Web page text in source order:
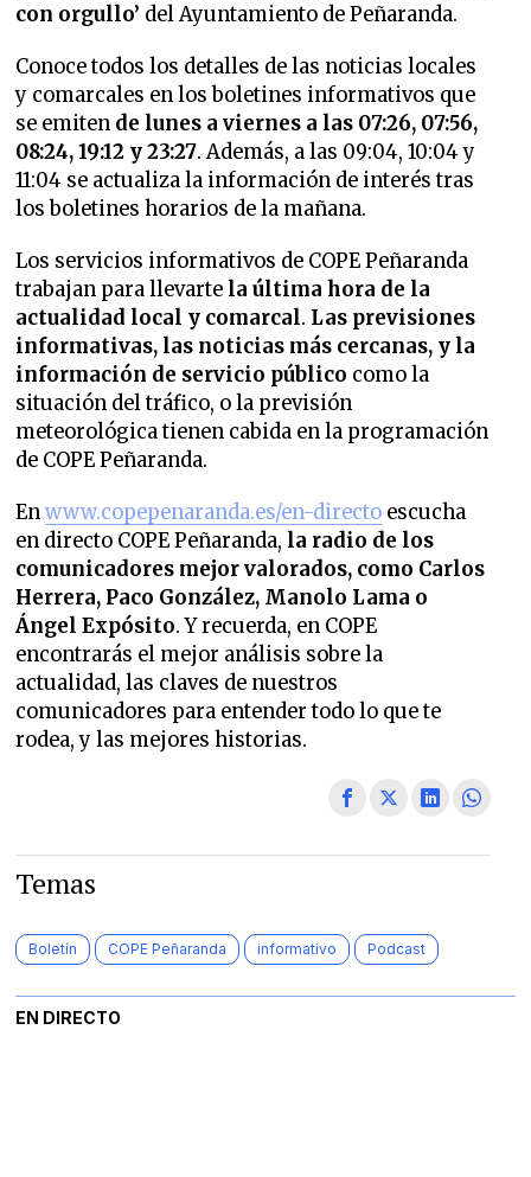
con orgullo’ del Ayuntamiento de Peñaranda.
Conoce todos los detalles de las noticias locales
y comarcales en los boletines informativos que
se emiten de lunes a viernes a las 07:26, 07:56,
08:24, 19:12 y 23:27. Además, a las 09:04, 10:04 y
11:04 se actualiza la información de interés tras
los boletines horarios de la mañana.
Los servicios informativos de COPE Peñaranda
trabajan para llevarte la última hora de la
actualidad local y comarcal. Las previsiones
informativas, las noticias más cercanas, y la
información de servicio público como la
situación del tráfico, o la previsión
meteorológica tienen cabida en la programación
de COPE Peñaranda.
Enwww.copepenaranda.es/en-directo escucha
en directo COPE Peñaranda, la radio de los
comunicadores mejor valorados, como Carlos
Herrera, Paco González, Manolo Lama o
Ángel Expósito. Y recuerda, en COPE
encontrarás el mejor análisis sobre la
actualidad, las claves de nuestros
comunicadores para entender todo lo que te
rodea, y las mejores historias.
Temas
Boletín COPE Peñaranda informativo Podcast
EN DIRECTO